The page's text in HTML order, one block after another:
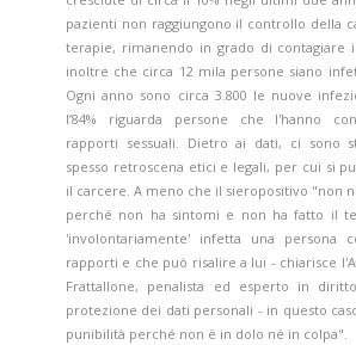
pazienti non raggiungono il controllo della
terapie, rimanendo in grado di contagiare
inoltre che circa 12 mila persone siano
Ogni anno sono circa 3.800 le nuove
l’84% riguarda persone che l'hanno
rapporti sessuali. Dietro ai dati, ci sono
spesso retroscena etici e legali, per cui si
il carcere. A meno che il sieropositivo "non
perché non ha sintomi e non ha fatto il
'involontariamente' infetta una persona
rapporti e che può risalire a lui - chiarisce l'
Frattallone, penalista ed esperto in
protezione dei dati personali - in questo
punibilità perché non è in dolo né in colpa".